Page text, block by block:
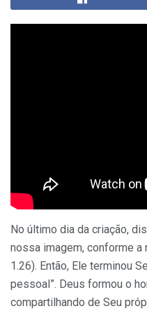
No último dia da criação,
nossa imagem, conforme a
1.26). Então, Ele terminou
pessoal”. Deus formou o
compartilhando de Seu